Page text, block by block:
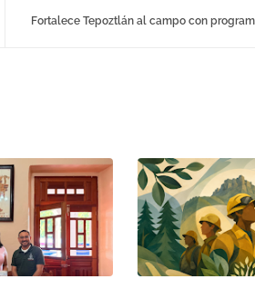
Fortalece Tepoztlán al campo con